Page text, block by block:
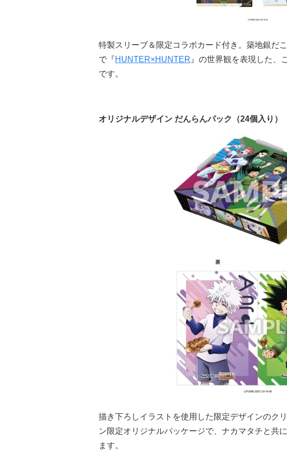
特製スリーブ＆限定コラボカード付き。築地銀だ
で『HUNTER×HUNTER 』の世界観を表現した、
です。
オリジナルデザイン だんらんパック（24個入り）
描き下ろしイラストを使用した限定デザインのク
ン限定オリジナルパッケージで、ナカマタチと共
ます。